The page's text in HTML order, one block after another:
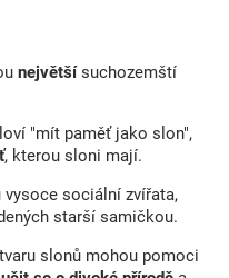
největšísuchozemští
"mít paměť jako slon",
, kterou sloni mají.
sociální zvířata,
starší samičkou.
slonů mohou pomoci